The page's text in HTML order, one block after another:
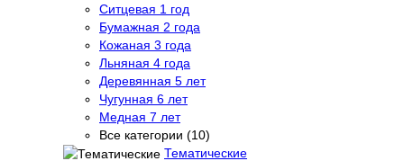
Ситцевая 1 год
Бумажная 2 года
Кожаная 3 года
Льняная 4 года
Деревянная 5 лет
Чугунная 6 лет
Медная 7 лет
Все категории (10)
Тематические